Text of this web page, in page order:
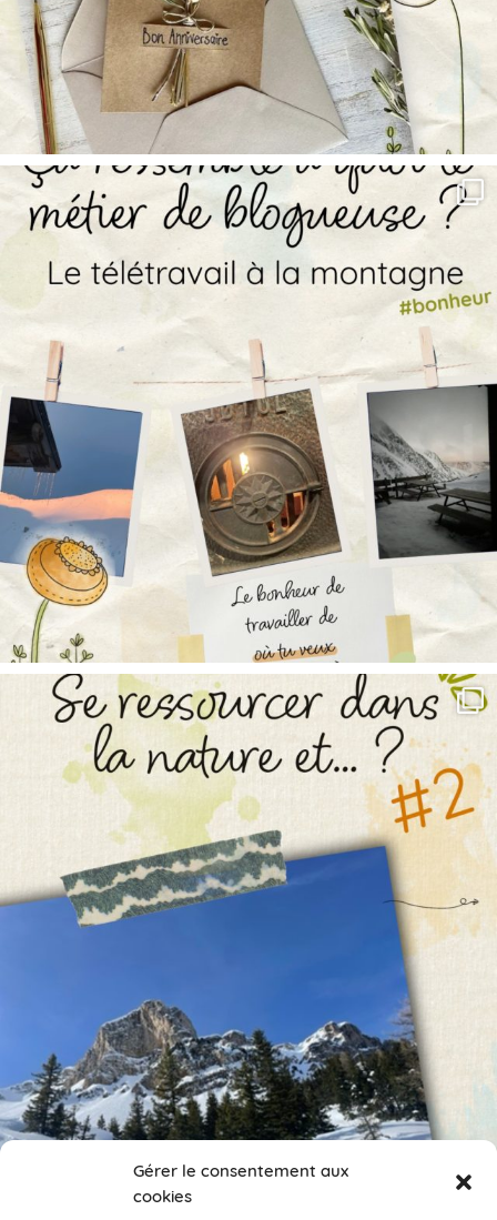
Gérer le consentement aux
cookies
Encore des photos !